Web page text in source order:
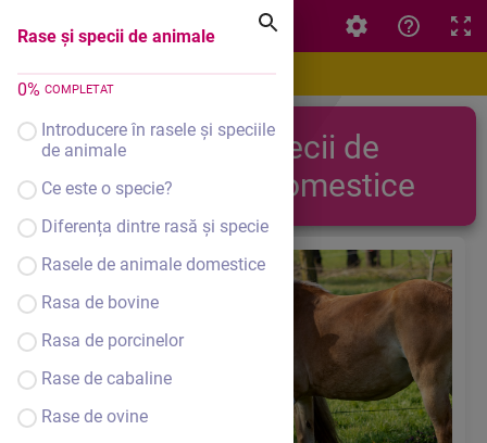
Rase și specii de animale
0% COMPLETAT
Introducere în rasele și speciile
de animale
Ce este o specie?
Diferența dintre rasă și specie
Rasele de animale domestice
Rasa de bovine
Rasa de porcinelor
Rase de cabaline
Rase de ovine
Rase și specii de animale
Rase și specii de
animale domestice